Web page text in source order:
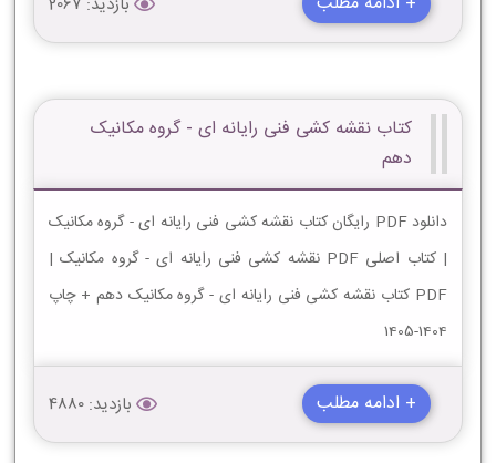
کتاب نقشه کشی فنی رایانه ای - گروه مکانیک
دهم
دانلود PDF رایگان کتاب نقشه کشی فنی رایانه ای - گروه مکانیک
| کتاب اصلی PDF نقشه کشی فنی رایانه ای - گروه مکانیک |
PDF کتاب نقشه کشی فنی رایانه ای - گروه مکانیک دهم + چاپ
1404-1405
+ ادامه مطلب بازدید: 4880